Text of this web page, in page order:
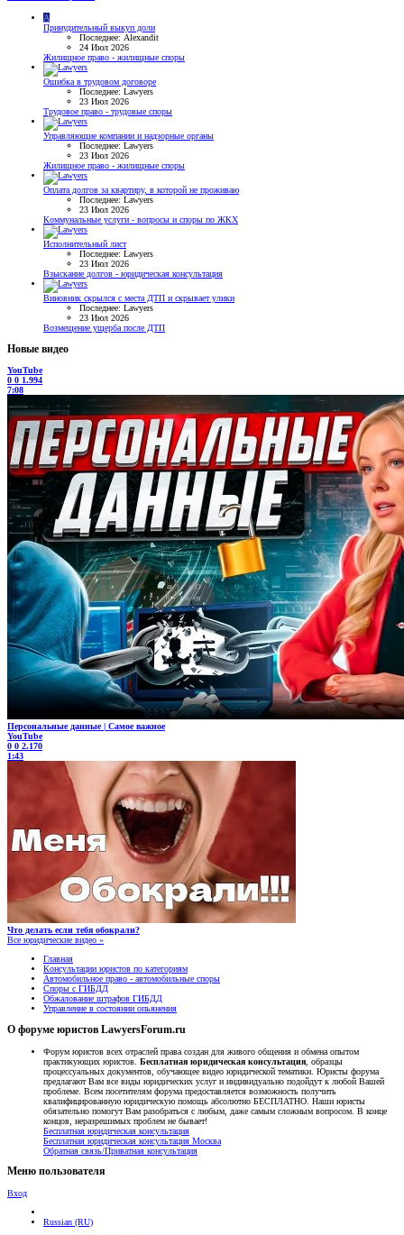
A
Принудительный выкуп доли
Последнее: Alexandit
24 Июл 2026
Жилищное право - жилищные споры
Ошибка в трудовом договоре
Последнее: Lawyers
23 Июл 2026
Трудовое право - трудовые споры
Управляющие компании и надзорные органы
Последнее: Lawyers
23 Июл 2026
Жилищное право - жилищные споры
Оплата долгов за квартиру, в которой не проживаю
Последнее: Lawyers
23 Июл 2026
Коммунальные услуги - вопросы и споры по ЖКХ
Исполнительный лист
Последнее: Lawyers
23 Июл 2026
Взыскание долгов - юридическая консультация
Виновник скрылся с места ДТП и скрывает улики
Последнее: Lawyers
23 Июл 2026
Возмещение ущерба после ДТП
Новые видео
YouTube
0 0 1.994
7:08
Персональные данные | Самое важное
YouTube
0 0 2.170
1:43
Что делать если тебя обокрали?
Все юридические видео »
Главная
Консультации юристов по категориям
Автомобильное право - автомобильные споры
Споры с ГИБДД
Обжалование штрафов ГИБДД
Управление в состоянии опьянения
О форуме юристов LawyersForum.ru
Форум юристов всех отраслей права создан для живого общения и обмена опытом
практикующих юристов. Бесплатная юридическая консультация , образцы
процессуальных документов, обучающее видео юридической тематики. Юристы форума
предлагают Вам все виды юридических услуг и индивидуально подойдут к любой Вашей
проблеме. Всем посетителям форума предоставляется возможность получить
квалифицированную юридическую помощь абсолютно БЕСПЛАТНО. Наши юристы
обязательно помогут Вам разобраться с любым, даже самым сложным вопросом. В конце
концов, неразрешимых проблем не бывает!
Бесплатная юридическая консультация
Бесплатная юридическая консультация Москва
Обратная связь/Приватная консультация
Меню пользователя
Вход
Russian (RU)